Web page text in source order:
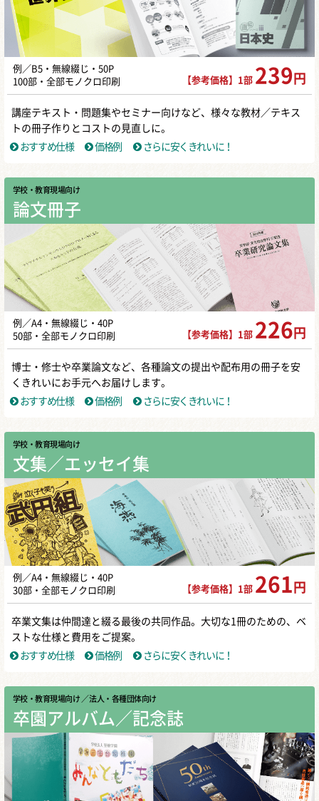
例／B5・無線綴じ・50P
100部・全部モノクロ印刷
【参考価格】1部 239 円
講座テキスト・問題集やセミナー向けなど、様々な教材／テキス
トの冊子作りとコストの見直しに。
おすすめ仕様
価格例 さらに安くきれいに！
学校・教育現場向け
論文冊子
例／A4・無線綴じ・40P
50部・全部モノクロ印刷
【参考価格】1部 226 円
博士・修士や卒業論文など、各種論文の提出や配布用の冊子を安
くきれいにお手元へお届けします。
おすすめ仕様
価格例 さらに安くきれいに！
学校・教育現場向け
文集／エッセイ集
例／A4・無線綴じ・40P
30部・全部モノクロ印刷
【参考価格】1部 261 円
卒業文集は仲間達と綴る最後の共同作品。大切な1冊のための、ベ
ストな仕様と費用をご提案。
おすすめ仕様
価格例 さらに安くきれいに！
学校・教育現場向け ／ 法人・各種団体向け
卒園アルバム／記念誌